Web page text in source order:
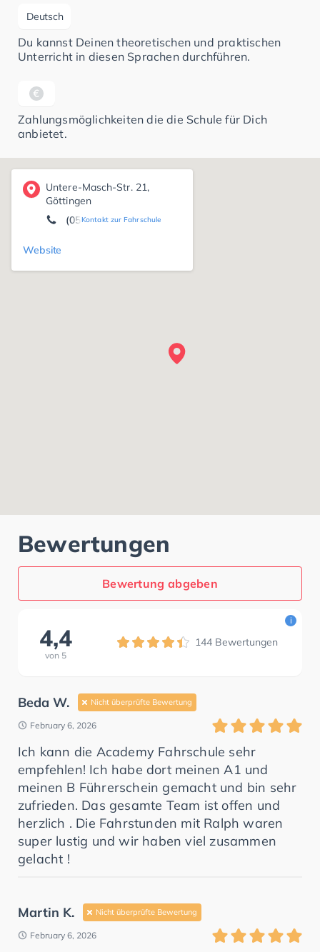
Deutsch
Du kannst Deinen theoretischen und praktischen
Unterricht in diesen Sprachen durchführen.
Zahlungsmöglichkeiten die die Schule für Dich
anbietet.
Untere-Masch-Str. 21,
Göttingen
Kontakt zur Fahrschule
(0551) 5 62 79
Website
Bewertungen
Bewertung abgeben
4,4
von 5
144 Bewertungen
i
Beda W. Nicht überprüfte Bewertung
February 6, 2026
Ich kann die Academy Fahrschule sehr
empfehlen! Ich habe dort meinen A1 und
meinen B Führerschein gemacht und bin sehr
zufrieden. Das gesamte Team ist offen und
herzlich . Die Fahrstunden mit Ralph waren
super lustig und wir haben viel zusammen
gelacht !
Martin K. Nicht überprüfte Bewertung
February 6, 2026